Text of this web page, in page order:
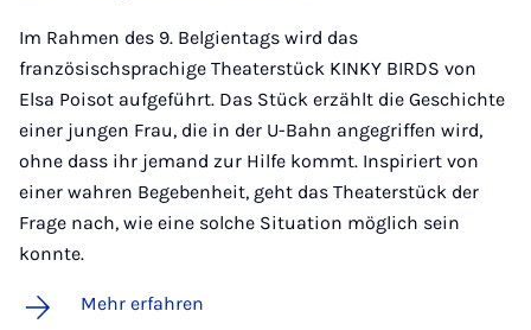
Im Rahmen des 9. Belgientags wird das
französischsprachige Theaterstück KINKY BIRDS von
Elsa Poisot aufgeführt. Das Stück erzählt die Geschichte
einer jungen Frau, die in der U-Bahn angegriffen wird,
ohne dass ihr jemand zur Hilfe kommt. Inspiriert von
einer wahren Begebenheit, geht das Theaterstück der
Frage nach, wie eine solche Situation möglich sein
konnte.
Mehr erfahren